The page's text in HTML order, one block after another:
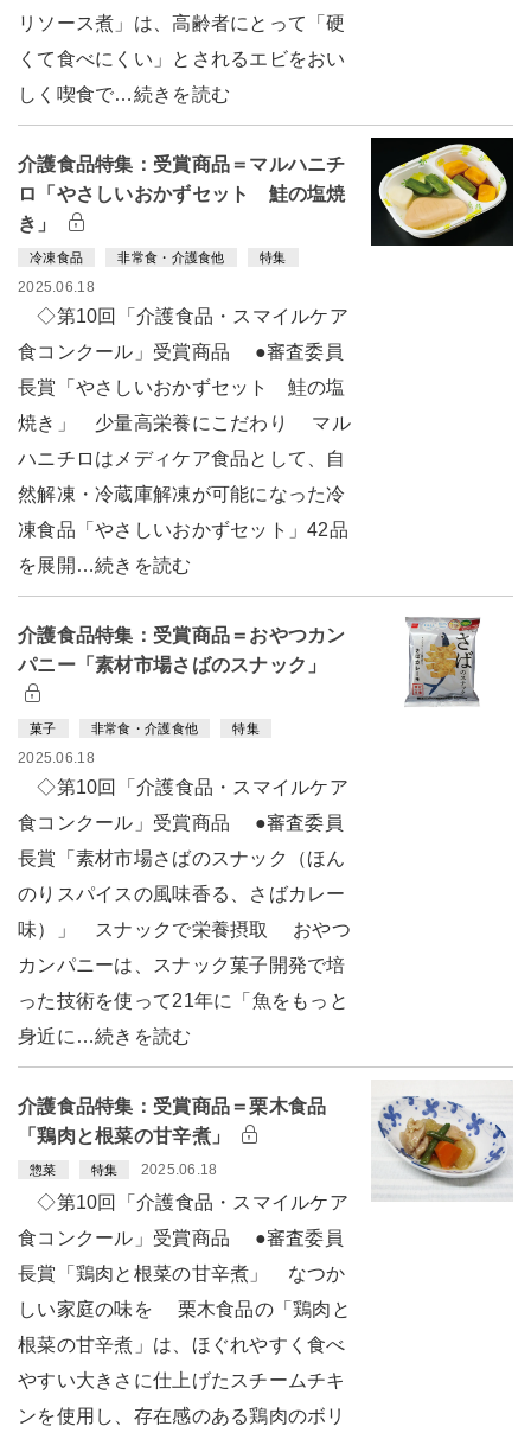
リソース煮」は、高齢者にとって「硬
くて食べにくい」とされるエビをおい
しく喫食で…続きを読む
介護食品特集：受賞商品＝マルハニチ
ロ「やさしいおかずセット 鮭の塩焼
き」
冷凍食品 非常食・介護食他 特集
2025.06.18
◇第10回「介護食品・スマイルケア
食コンクール」受賞商品 ●審査委員
長賞「やさしいおかずセット 鮭の塩
焼き」 少量高栄養にこだわり マル
ハニチロはメディケア食品として、自
然解凍・冷蔵庫解凍が可能になった冷
凍食品「やさしいおかずセット」42品
を展開…続きを読む
介護食品特集：受賞商品＝おやつカン
パニー「素材市場さばのスナック」
菓子 非常食・介護食他 特集
2025.06.18
◇第10回「介護食品・スマイルケア
食コンクール」受賞商品 ●審査委員
長賞「素材市場さばのスナック（ほん
のりスパイスの風味香る、さばカレー
味）」 スナックで栄養摂取 おやつ
カンパニーは、スナック菓子開発で培
った技術を使って21年に「魚をもっと
身近に…続きを読む
介護食品特集：受賞商品＝栗木食品
「鶏肉と根菜の甘辛煮」
惣菜 特集 2025.06.18
◇第10回「介護食品・スマイルケア
食コンクール」受賞商品 ●審査委員
長賞「鶏肉と根菜の甘辛煮」 なつか
しい家庭の味を 栗木食品の「鶏肉と
根菜の甘辛煮」は、ほぐれやすく食べ
やすい大きさに仕上げたスチームチキ
ンを使用し、存在感のある鶏肉のボリ